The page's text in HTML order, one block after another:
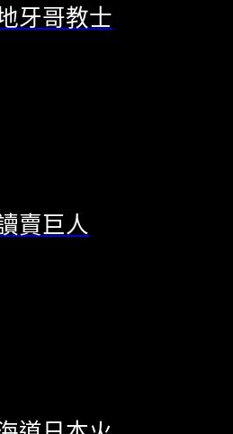
牙哥教士
賣巨人